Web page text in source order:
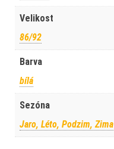
Velikost
86/92
Barva
bílá
Sezóna
Jaro, Léto, Podzim, Zima